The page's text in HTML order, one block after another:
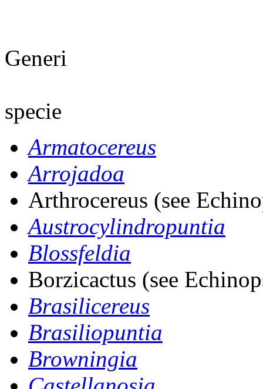
Generi
specie
Armatocereus
Arrojadoa
Arthrocereus (see
Austrocylindropuntia
Blossfeldia
Borzicactus (see
Brasilicereus
Brasiliopuntia
Browningia